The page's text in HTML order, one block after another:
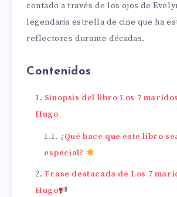
contado a través de los ojos de
legendaria estrella de cine que ha
reflectores durante décadas.
Contenidos
Sinopsis del libro Los 7
Hugo
¿Qué hace que este libro
especial?
Frase destacada de Los 7
Hugo